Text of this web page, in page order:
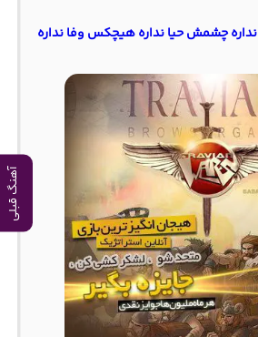
آهنگ قبلی
نداره چشمش حیا نداره هیچکس وفا نداره